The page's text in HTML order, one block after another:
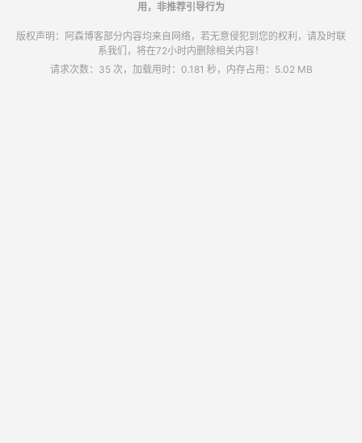
用，非推荐引导行为
版权声明：阿森博客部分内容均来自网络，若无意侵犯到您的权利，请及时联
系我们，将在72小时内删除相关内容！
请求次数：35 次，加载用时：0.181 秒，内存占用：5.02 MB